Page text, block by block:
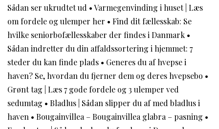
Sådan ser ukrudtet ud •Varmegenvinding i huset | Læs
om fordele og ulemper her • Find dit fællesskab: Se
hvilke seniorbofællesskaber der findes i Danmark •
Sådan indretter du din affaldssortering i hjemmet: 7
steder du kan finde plads • Generes du af hvepse i
haven? Se, hvordan du fjerner dem og deres hvepsebo •
Grønt tag | Læs 7 gode fordele og 3 ulemper ved
sedumtag • Bladlus | Sådan slipper du af med bladlus i
haven • Bougainvillea – Bougainvillea glabra – pasning •